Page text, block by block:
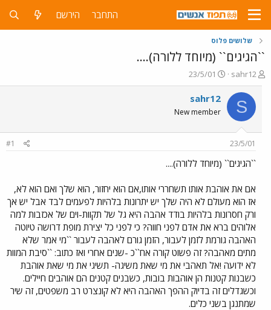
התחבר הירשם
שלושים פלוס
``הגיגים`` (מיוחד ללורה)....
פ
ו
ת
ח
ה
ש
א
sahr12
פ
ו
ר
ם
ר
23/5/01
S
sahr12
New member
23/5/01
#1
``הגיגים`` (מיוחד ללורה)....
אם את אוהבת אותו תשחררי אותו,אם הוא יחזור, הוא שלך ואם הוא לא,
אז הוא מעולם לא היה שלך יש יתרונות בלהיות לפעמים לבד אבל יש אך
ורק חסרונות בלהיות בודד אהבה היא גל של תקוות-וים של אכזבות למה
אלוהים ברא את אדם לפני חווה? כי לפני כל יצירת מופת דרושה טיוטה
האהבה גורמת לזמן לעבור, הזמן גורם לאהבה לעבור ``מי אמר שלא
מתים מאהבה? זה פשוט קורה אח``כ -שנים אחרי ואז כתוב: ``סיבת המוות
לא ידועה !אל תאהבי את מי שאת משיגה- תשיגי את מי שאת אוהבת
כשבנות קטנות הן אוהבות בובות, כשבנים קטנים הם אוהבים חיילים.
וכשגדלים זה בדיוק ההפך האהבה היא לא קונצרט רב משפטים, זה שיר
שמתנגן בשני כלים.